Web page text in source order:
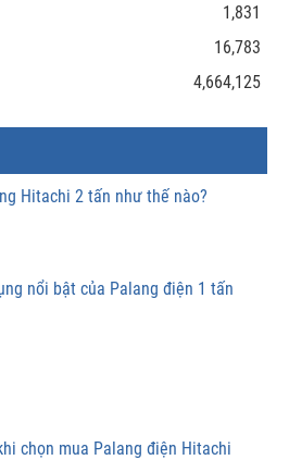
1,831
16,783
4,664,125
Hitachi 2 tấn như thế nào?
nổi bật của Palang điện 1 tấn
chọn mua Palang điện Hitachi